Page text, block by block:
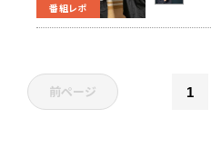
番組レポ
前ページ